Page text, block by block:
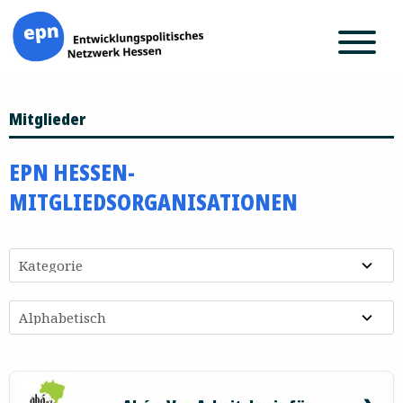
Inhalt
springen
Mitglieder
EPN HESSEN-
MITGLIEDSORGANISATIONEN